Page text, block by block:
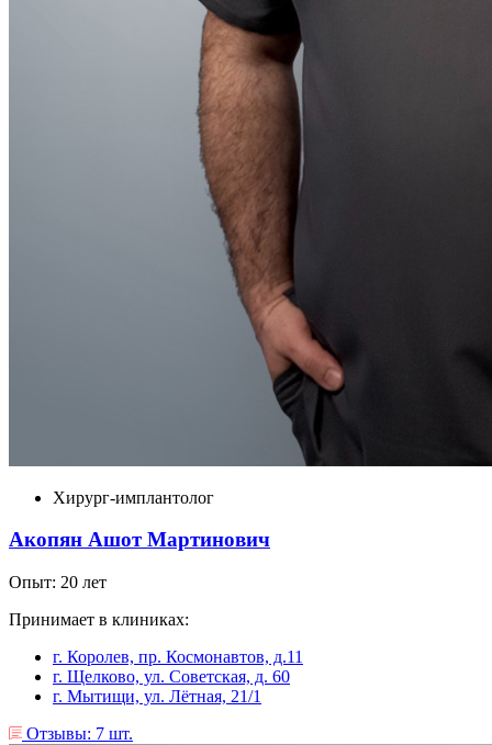
Хирург-имплантолог
Акопян Ашот Мартинович
Опыт: 20 лет
Принимает в клиниках:
г. Королев, пр. Космонавтов, д.11
г. Щелково, ул. Советская, д. 60
г. Мытищи, ул. Лëтная, 21/1
Отзывы: 7 шт.